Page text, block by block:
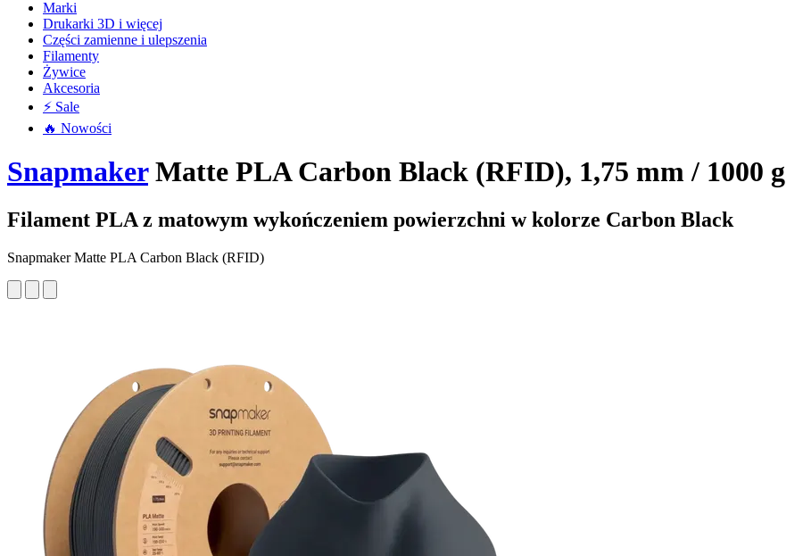
Marki
Drukarki 3D i więcej
Części zamienne i ulepszenia
Filamenty
Żywice
Akcesoria
⚡ Sale
🔥 Nowości
SnapmakerMatte PLA Carbon Black (RFID), 1,75 mm / 1000 g
Filament PLA z matowym wykończeniem powierzchni w kolorze Carbon Black
Snapmaker Matte PLA Carbon Black (RFID)